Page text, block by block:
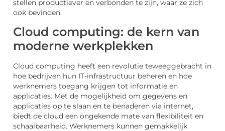
stellen productiever en verbonden te zijn, waar ze zich
ook bevinden.
Cloud computing: de kern van
moderne werkplekken
Cloud computing heeft een revolutie teweeggebracht in
hoe bedrijven hun IT-infrastructuur beheren en hoe
werknemers toegang krijgen tot informatie en
applicaties. Met de mogelijkheid om gegevens en
applicaties op te slaan en te benaderen via internet,
biedt de cloud een ongekende mate van flexibiliteit en
schaalbaarheid. Werknemers kunnen gemakkelijk